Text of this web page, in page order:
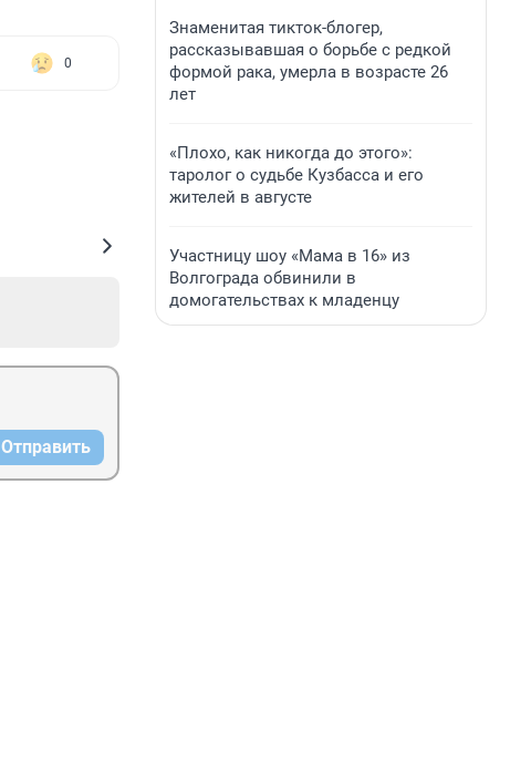
0
Отправить
Знаменитая тикток-блогер,
рассказывавшая о борьбе с редкой
формой рака, умерла в возрасте 26
лет
«Плохо, как никогда до этого»:
таролог о судьбе Кузбасса и его
жителей в августе
Участницу шоу «Мама в 16» из
Волгограда обвинили в
домогательствах к младенцу